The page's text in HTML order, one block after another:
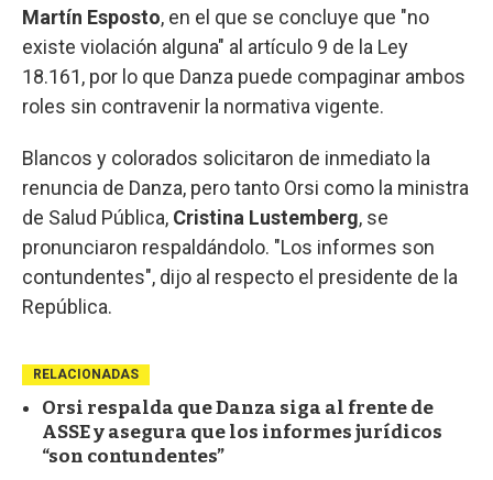
Martín Esposto, en el que se concluye que "no
existe violación alguna" al artículo 9 de la Ley
18.161, por lo que Danza puede compaginar ambos
roles sin contravenir la normativa vigente.
Blancos y colorados solicitaron de inmediato la
renuncia de Danza, pero tanto Orsi como la ministra
de Salud Pública, Cristina Lustemberg, se
pronunciaron respaldándolo. "Los informes son
contundentes", dijo al respecto el presidente de la
República.
RELACIONADAS
Orsi respalda que Danza siga al frente de
ASSE y asegura que los informes jurídicos
“son contundentes”